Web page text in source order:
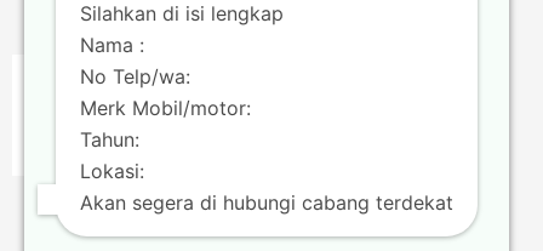
Silahkan di isi lengkap
Nama :
No Telp/wa:
Merk Mobil/motor:
Tahun:
Lokasi:
Akan segera di hubungi cabang terdekat